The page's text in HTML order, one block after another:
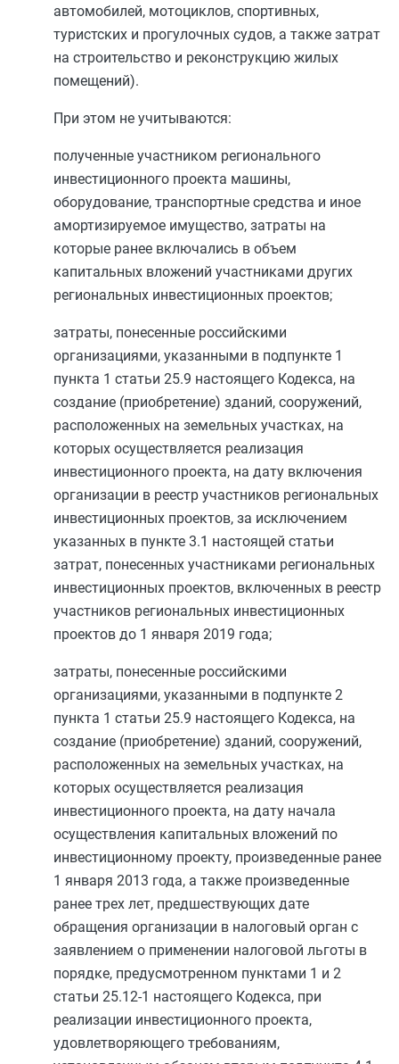
автомобилей, мотоциклов, спортивных,
туристских и прогулочных судов, а также затрат
на строительство и реконструкцию жилых
помещений).
При этом не учитываются:
полученные участником регионального
инвестиционного проекта машины,
оборудование, транспортные средства и иное
амортизируемое имущество, затраты на
которые ранее включались в объем
капитальных вложений участниками других
региональных инвестиционных проектов;
затраты, понесенные российскими
организациями, указанными в подпункте 1
пункта 1 статьи 25.9 настоящего Кодекса, на
создание (приобретение) зданий, сооружений,
расположенных на земельных участках, на
которых осуществляется реализация
инвестиционного проекта, на дату включения
организации в реестр участников региональных
инвестиционных проектов, за исключением
указанных в пункте 3.1 настоящей статьи
затрат, понесенных участниками региональных
инвестиционных проектов, включенных в реестр
участников региональных инвестиционных
проектов до 1 января 2019 года;
затраты, понесенные российскими
организациями, указанными в подпункте 2
пункта 1 статьи 25.9 настоящего Кодекса, на
создание (приобретение) зданий, сооружений,
расположенных на земельных участках, на
которых осуществляется реализация
инвестиционного проекта, на дату начала
осуществления капитальных вложений по
инвестиционному проекту, произведенные ранее
1 января 2013 года, а также произведенные
ранее трех лет, предшествующих дате
обращения организации в налоговый орган с
заявлением о применении налоговой льготы в
порядке, предусмотренном пунктами 1 и 2
статьи 25.12-1 настоящего Кодекса, при
реализации инвестиционного проекта,
удовлетворяющего требованиям,